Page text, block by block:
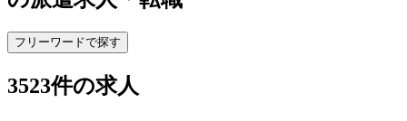
フリーワードで探す
3523件の求人